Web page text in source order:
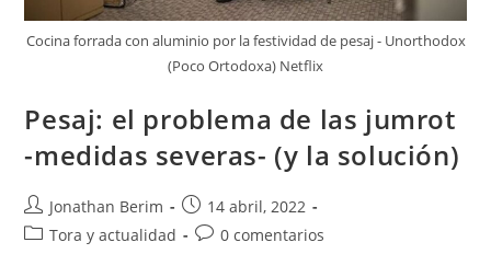
Cocina forrada con aluminio por la festividad de pesaj - Unorthodox
(Poco Ortodoxa) Netflix
Pesaj: el problema de las jumrot
-medidas severas- (y la solución)
Autor
de
Jonathan Berim
Entrada
publicada:
14 abril, 2022
Categoría
Tora y actualidad
Comentarios
0 comentarios